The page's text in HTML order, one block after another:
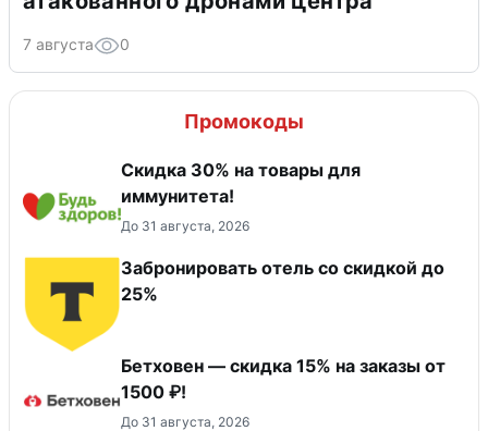
7 августа 0
Промокоды
Скидка 30% на товары для
иммунитета!
До 31 августа, 2026
Забронировать отель со скидкой до
25%
Бетховен — скидка 15% на заказы от
1500 ₽!
До 31 августа, 2026